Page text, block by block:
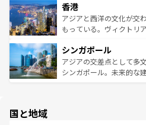
とつ。フォーやバインミ
ひ現地で味わいたい。ど
が旅行者を迎えてくれる
参照してほしい。
の活気が交差している。
帯で自然と触れ合い、南
いビーチでリゾート気分
激する。気候は一年中温
が待っている。親しみや
た文化、そして多様な観
香港
アジアと西洋の文化が交
もっている。ヴィクトリ
み、どこを訪れても感動
ており、効率よく見どこ
うな絶景から文化的な体
シンガポール
アジアの交差点として多
シンガポール。未来的な
国と地域